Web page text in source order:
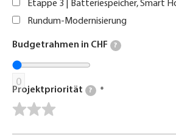
Etappe 3 | Batteriespeicher, Smart
Rundum-Modernisierung
Budgetrahmen in CHF ?
0
Projektpriorität ?